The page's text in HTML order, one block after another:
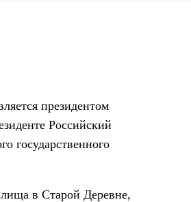
президентом
Российский
государственного
в Старой Деревне,